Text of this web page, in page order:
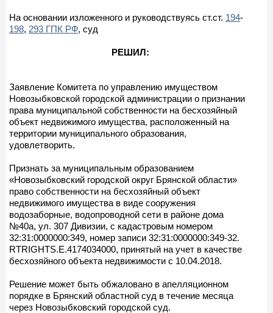
На основании изложенного и руководствуясь ст.ст. 194-
198, 293 ГПК РФ, суд
РЕШИЛ:
Заявление Комитета по управлению имуществом
Новозыбковской городской администрации о признании
права муниципальной собственности на бесхозяйный
объект недвижимого имущества, расположенный на
территории муниципального образования,
удовлетворить.
Признать за муниципальным образованием
«Новозыбковский городской округ Брянской области»
право собственности на бесхозяйный объект
недвижимого имущества в виде сооружения
водозаборные, водопроводной сети в районе дома
№40а, ул. 307 Дивизии, с кадастровым номером
32:31:0000000:349, номер записи 32:31:0000000:349-32.
RTRIGHTS.E.4174034000, принятый на учет в качестве
бесхозяйного объекта недвижимости с 10.04.2018.
Решение может быть обжаловано в апелляционном
порядке в Брянский областной суд в течение месяца
через Новозыбковский городской суд.